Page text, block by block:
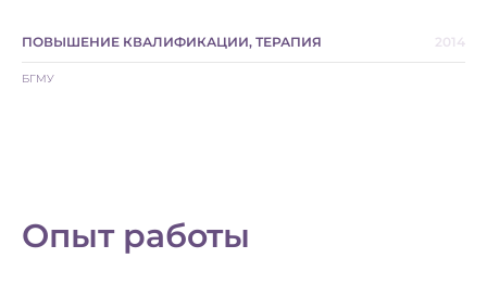
ПОВЫШЕНИЕ КВАЛИФИКАЦИИ, ТЕРАПИЯ 2014
БГМУ
Опыт работы